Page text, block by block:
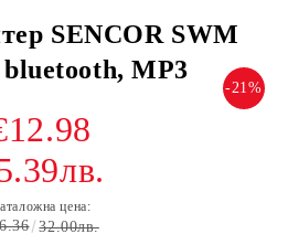
SENCOR SWM
bluetooth, MP3
-21%
цена:
32.00лв.